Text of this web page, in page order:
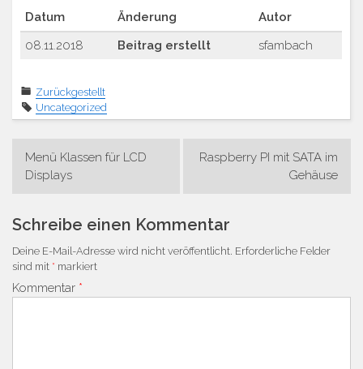
Datum
Änderung
Autor
08.11.2018
Beitrag erstellt sfambach
Zurückgestellt
Uncategorized
Beitrags-
Navigation
Menü Klassen für LCD
Displays
Raspberry PI mit SATA im
Gehäuse
Schreibe einen Kommentar
Deine E-Mail-Adresse wird nicht veröffentlicht. Erforderliche Felder
sind mit * markiert
Kommentar *